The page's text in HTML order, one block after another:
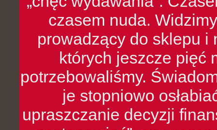
czasem nuda.
prowadzący do sklepu i
których jeszcze pięć
potrzebowaliśmy.
je stopniowo
upraszczanie decyzji